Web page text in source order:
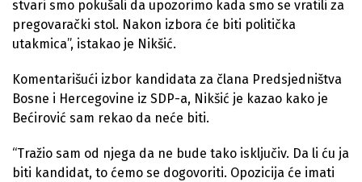
stvari smo pokušali da upozorimo kada smo se vratili za
pregovarački stol. Nakon izbora će biti politička
utakmica”, istakao je Nikšić.
Komentarišući izbor kandidata za člana Predsjedništva
Bosne i Hercegovine iz SDP-a, Nikšić je kazao kako je
Bećirović sam rekao da neće biti.
“Tražio sam od njega da ne bude tako isključiv. Da li ću ja
biti kandidat, to ćemo se dogovoriti. Opozicija će imati